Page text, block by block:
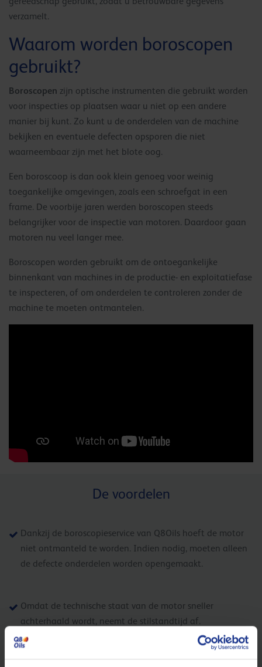
verzamelt.
Waarom worden boroscopen
gebruikt?
Boroscopen zijn optische instrumenten die gebruikt worden
voor inspecties op plaatsen waar u niet op een andere
manier bij kunt. Zo kunt u de onderdelen van de machine
bekijken en eventuele defecten opsporen die niet
waarneembaar zijn met het blote oog.
Een boroscoop is dan ook klein genoeg voor weinig
toegankelijke omgevingen, zoals een schroefgat in een
frame. De voorbije jaren werden boroscopen steeds
belangrijker voor de inspectie van motoren. Daardoor gaan
motoren nu veel langer mee.
Boroscopen worden gebruikt om de ontoegankelijke
binnenkant van machines in de productie- en exploitatiefase
te inspecteren, of om onderdelen te controleren zonder de
machine te moeten ontmantelen.
De voordelen
Dankzij de boroscopieservice van Q8Oils hoeft de motor
niet ontmanteld te worden. Indien nodig, moeten alleen
de defecte onderdelen worden opengemaakt.
Omdat de technische staat van de motor sneller
achterhaald wordt, neemt de stilstandtijd af.